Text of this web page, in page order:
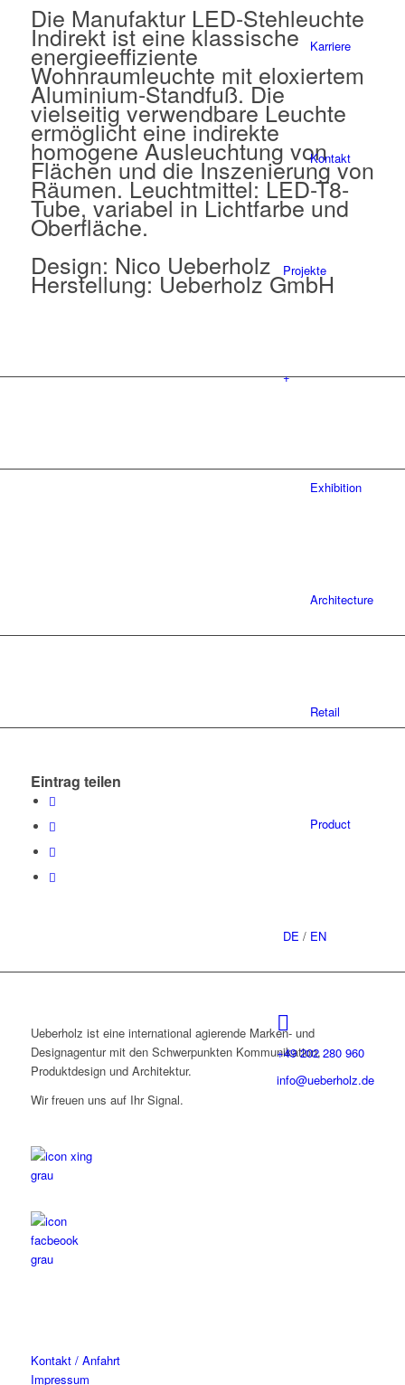
Karriere
Kontakt
Projekte
+
Exhibition
Architecture
Retail
Product
DE / EN
+49 202 280 960
info@ueberholz.de
Die Manufaktur LED-Stehleuchte
Indirekt ist eine klassische
energieeffiziente
Wohnraumleuchte mit eloxiertem
Aluminium-Standfuß. Die
vielseitig verwendbare Leuchte
ermöglicht eine indirekte
homogene Ausleuchtung von
Flächen und die Inszenierung von
Räumen. Leuchtmittel: LED-T8-
Tube, variabel in Lichtfarbe und
Oberfläche.
Design: Nico Ueberholz
Herstellung: Ueberholz GmbH
Eintrag teilen
Ueberholz ist eine international agierende Marken- und
Designagentur mit den Schwerpunkten Kommunikation,
Produktdesign und Architektur.
Wir freuen uns auf Ihr Signal.
Kontakt / Anfahrt
Impressum